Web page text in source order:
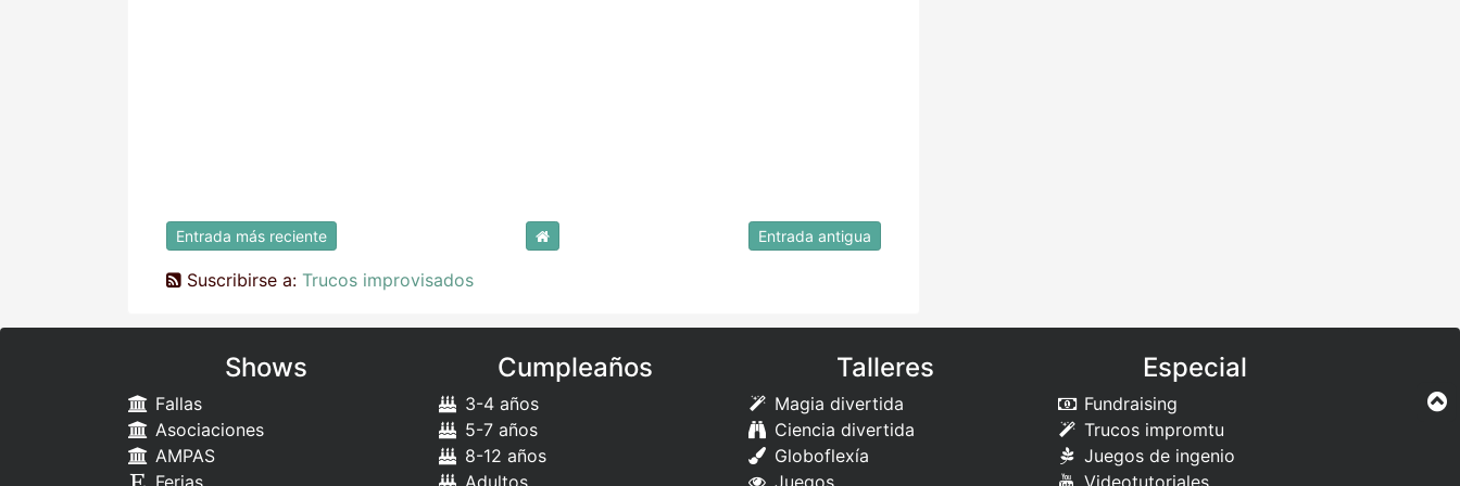
Entrada más reciente Entrada antigua
Suscribirse a: Trucos improvisados
Shows
Fallas
Asociaciones
AMPAS
Cumpleaños
3-4 años
5-7 años
8-12 años
Talleres
Magia divertida
Ciencia divertida
Globoflexía
Especial
Fundraising
Trucos impromtu
Juegos de ingenio